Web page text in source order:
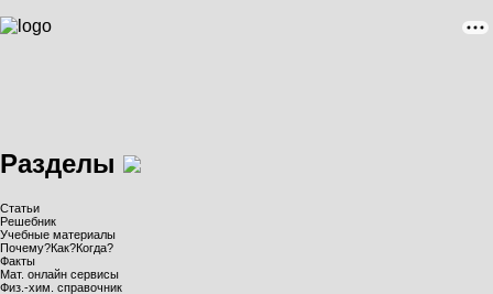
Разделы
Статьи
Решебник
Учебные материалы
Почему?Как?Когда?
Факты
Мат. онлайн сервисы
Физ.-хим. справочник